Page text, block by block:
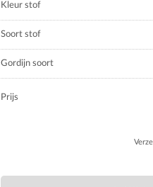
Kleur stof
Soort stof
Gordijn soort
Prijs